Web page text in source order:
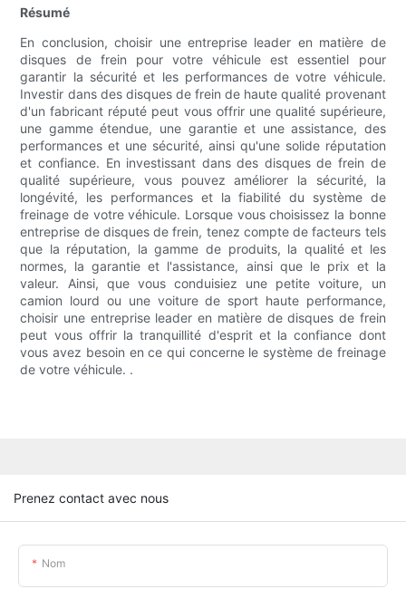
Résumé
En conclusion, choisir une entreprise leader en matière de
disques de frein pour votre véhicule est essentiel pour
garantir la sécurité et les performances de votre véhicule.
Investir dans des disques de frein de haute qualité provenant
d'un fabricant réputé peut vous offrir une qualité supérieure,
une gamme étendue, une garantie et une assistance, des
performances et une sécurité, ainsi qu'une solide réputation
et confiance. En investissant dans des disques de frein de
qualité supérieure, vous pouvez améliorer la sécurité, la
longévité, les performances et la fiabilité du système de
freinage de votre véhicule. Lorsque vous choisissez la bonne
entreprise de disques de frein, tenez compte de facteurs tels
que la réputation, la gamme de produits, la qualité et les
normes, la garantie et l'assistance, ainsi que le prix et la
valeur. Ainsi, que vous conduisiez une petite voiture, un
camion lourd ou une voiture de sport haute performance,
choisir une entreprise leader en matière de disques de frein
peut vous offrir la tranquillité d'esprit et la confiance dont
vous avez besoin en ce qui concerne le système de freinage
de votre véhicule. .
Prenez contact avec nous
Nom